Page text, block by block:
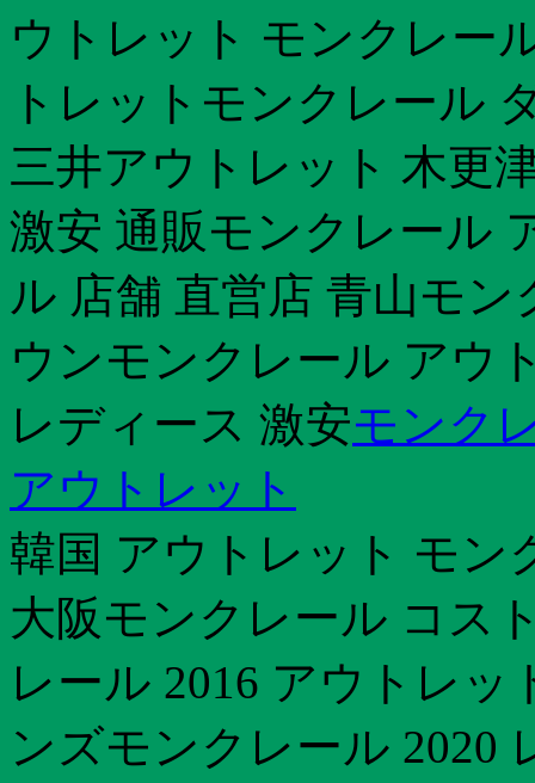
ウトレット モンクレー
トレット モンクレール
三井アウトレット 木更
激安 通販モンクレール
ル 店舗 直営店 青山モ
ウンモンクレール アウ
レディース 激安モンク
アウトレット
韓国 アウトレット モン
大阪モンクレール コス
レール 2016 アウトレ
ンズモンクレール 2020